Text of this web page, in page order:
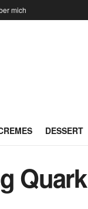
mich
DESSERT